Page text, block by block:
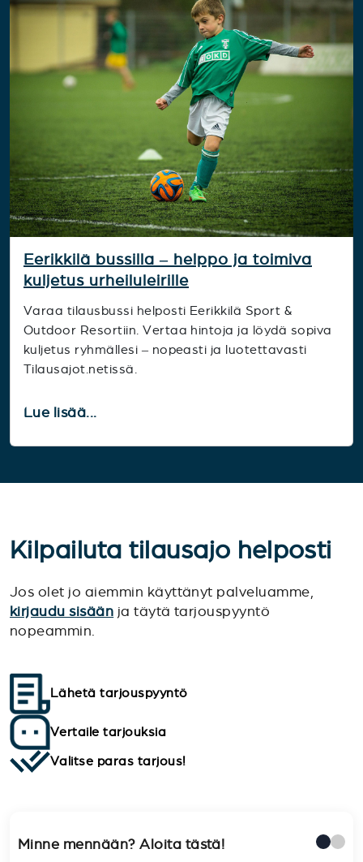
Eerikkilä bussilla – helppo ja toimiva
kuljetus urheiluleirille
Varaa tilausbussi helposti Eerikkilä Sport &
Outdoor Resortiin. Vertaa hintoja ja löydä sopiva
kuljetus ryhmällesi – nopeasti ja luotettavasti
Tilausajot.netissä.
Lue lisää...
Kilpailuta tilausajo helposti
Jos olet jo aiemmin käyttänyt palveluamme,
kirjaudu sisään ja täytä tarjouspyyntö
nopeammin.
Lähetä tarjouspyyntö
Vertaile tarjouksia
Valitse paras tarjous!
Minne mennään? Aloita tästä!